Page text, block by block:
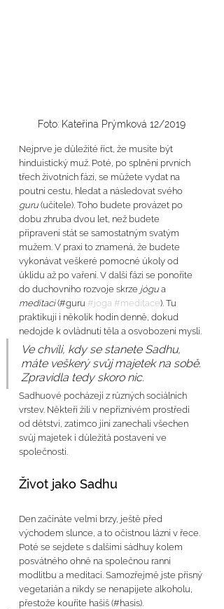
Foto: Kateřina Prýmková 12/2019
Nejprve je důležité říct, že musíte být
hinduistický muž. Poté, po splnění prvních
třech životních fází, se můžete vydat na
poutní cestu, hledat a následovat svého
guru (učitele). Toho budete provázet po
dobu zhruba dvou let, než budete
připraveni stát se samostatným svatým
mužem. V praxi to znamená, že budete
vykonávat veškeré pomocné úkoly od
úklidu až po vaření. V další fázi se ponoříte
do duchovního rozvoje skrze jógu a
meditaci (#guru #joga #meditace). Tu
praktikují i několik hodin denně, dokud
nedojde k ovládnutí těla a osvobození mysli.
Ve chvíli, kdy se stanete Sadhu,
máte veškerý svůj majetek na sobě.
Zpravidla tedy skoro nic.
Sadhuové pocházejí z různých sociálních
vrstev. Někteří žili v nepříznivém prostředí
od dětství, zatímco jiní zanechali všechen
svůj majetek i důležitá postavení ve
společnosti.
Život jako Sadhu
Den začínáte velmi brzy, ještě před
východem slunce, a to očistnou lázní v řece.
Poté se sejdete s dalšími sádhuy kolem
posvátného ohně na společnou ranní
modlitbu a meditaci. Samozřejmě jste přísný
vegetarián a nikdy se nenapijete alkoholu,
přestože kouříte hašiš (#hasis).